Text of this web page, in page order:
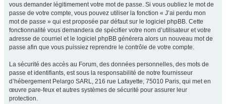
vous demander légitimement votre mot de passe. Si vous oubliez le mot de
passe de votre compte, vous pouvez utiliser la fonction « J’ai perdu mon
mot de passe » qui est proposée par défaut sur le logiciel phpBB. Cette
fonctionnalité vous demandera de spécifier votre nom d’utilisateur et votre
adresse de courriel et le logiciel phpBB générera alors un nouveau mot de
passe afin que vous puissiez reprendre le contrôle de votre compte.
La sécurité des accès au Forum, des données personnelles, des mots de
passe et identifiants, est sous la responsabilité de notre fournisseur
d’hébergement Pelargo SARL, 216 rue Lafayette, 75010 Paris, qui met en
œuvre pare-feux et autres systèmes de sécurité pour assurer leur
protection.